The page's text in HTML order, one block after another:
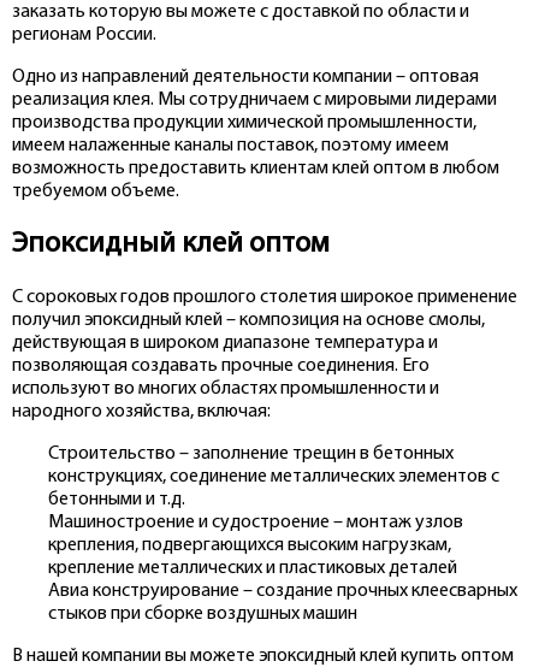
заказать которую вы можете с доставкой по области и
регионам России.
Одно из направлений деятельности компании – оптовая
реализация клея. Мы сотрудничаем с мировыми лидерами
производства продукции химической промышленности,
имеем налаженные каналы поставок, поэтому имеем
возможность предоставить клиентам клей оптом в любом
требуемом объеме.
Эпоксидный клей оптом
С сороковых годов прошлого столетия широкое применение
получил эпоксидный клей – композиция на основе смолы,
действующая в широком диапазоне температура и
позволяющая создавать прочные соединения. Его
используют во многих областях промышленности и
народного хозяйства, включая:
Строительство – заполнение трещин в бетонных
конструкциях, соединение металлических элементов с
бетонными и т.д.
Машиностроение и судостроение – монтаж узлов
крепления, подвергающихся высоким нагрузкам,
крепление металлических и пластиковых деталей
Авиа конструирование – создание прочных клеесварных
стыков при сборке воздушных машин
В нашей компании вы можете эпоксидный клей купить оптом